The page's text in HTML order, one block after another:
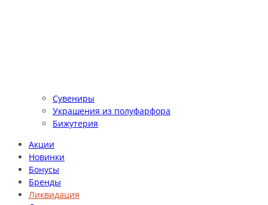
Сувениры
Украшения из полуфарфора
Бижутерия
Акции
Новинки
Бонусы
Бренды
Ликвидация